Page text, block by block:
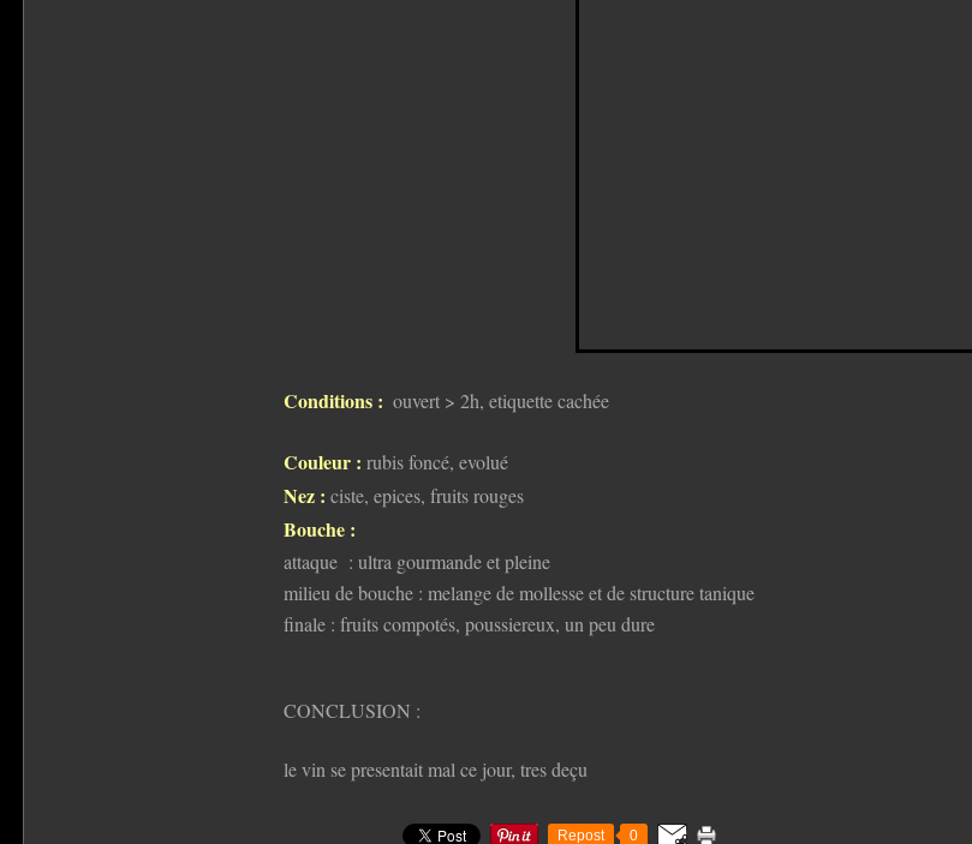
Conditions : ouvert > 2h, etiquette cachée
Couleur : rubis foncé, evolué
Nez : ciste, epices, fruits rouges
Bouche :
attaque : ultra gourmande et pleine
milieu de bouche : melange de mollesse et de structure tanique
finale : fruits compotés, poussiereux, un peu dure
CONCLUSION :
le vin se presentait mal ce jour, tres deçu
Repost 0